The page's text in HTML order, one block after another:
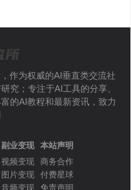
作为权威的AI垂直类交流社
究；专注于AI工具的分享、
的AI教程和最新资讯，致力
副业变现
视频变现
图片变现
音频变现
本站声明
商务合作
付费星球
免责声明